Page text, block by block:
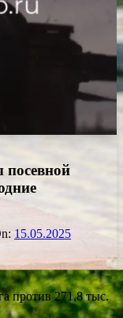
посевной
15.05.2025
против 271,8 тыс.